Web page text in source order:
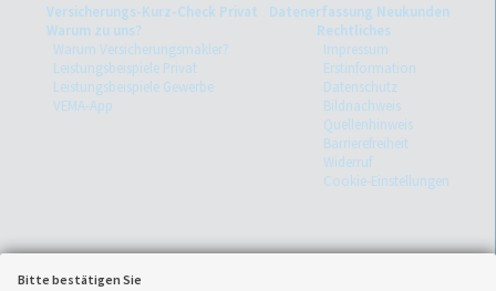
Bitte bestätigen Sie
Versicherungs-Kurz-Check Privat
Datenerfassung Neukunden
Warum zu uns?
Warum Versicherungsmakler?
Leistungsbeispiele Privat
Leistungsbeispiele Gewerbe
VEMA-App
Rechtliches
Impressum
Erstinformation
Datenschutz
Bildnachweis
Quellenhinweis
Barrierefreiheit
Widerruf
Cookie-Einstellungen